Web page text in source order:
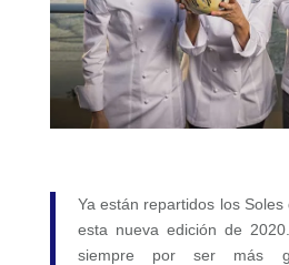
Ya están repartidos los Soles
esta nueva edición de
siempre por ser más